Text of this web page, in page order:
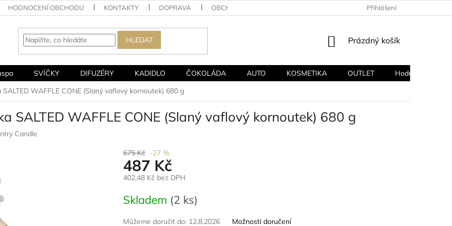
HODNOCENÍ OBCHODU KONTAKTY DOPRAVA OBCHODNÍ PODMÍNKY PODMÍNKY OCHRANY OSOBNÍCH ÚDAJŮ
Přihlášení
HLEDAT
NÁKUPNÍ
Prázdný košík
SVÍČKY DIFUZÉRY KADIDLO ČOKOLÁDA AUTO KOSMETIKA OUTLET
Hodnocení
WAFFLE CONE (Slaný vaflový kornoutek) 680 g
SALTED WAFFLE CONE (Slaný vaflový kornoutek) 680 g
Candle
675 Kč –27 %
487 Kč
402,48 Kč bez DPH
cena:
Skladem (2 ks)
Můžeme doručit do: 12.8.2026 Možnosti doručení